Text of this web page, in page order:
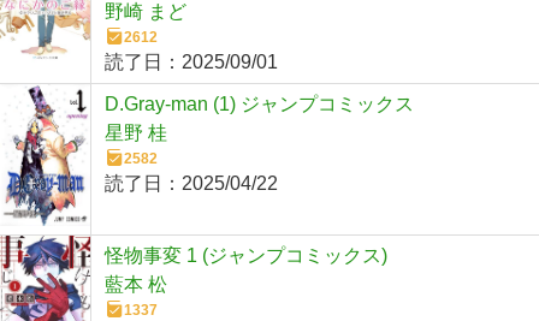
野崎 まど
2612
読了日： 2025/09/01
D.Gray-man (1) ジャンプコミックス
星野 桂
2582
読了日： 2025/04/22
怪物事変 1 (ジャンプコミックス)
藍本 松
1337